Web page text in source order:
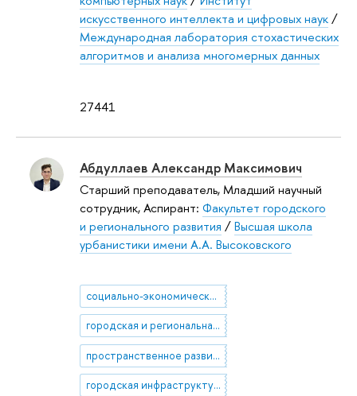
27441
искусственного интеллекта и цифровых наук/
Международная лаборатория стохастических
алгоритмов и анализа многомерных данных
Абдуллаев Александр Максимович
Старший преподаватель, Младший научный
сотрудник, Аспирант: Факультет городского
и регионального развития /Высшая школа
урбанистики имени А.А. Высоковского
социально-экономическая география
городская и региональная экономика
пространственное развитие городов
городская инфраструктура